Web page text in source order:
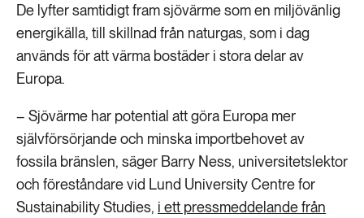
De lyfter samtidigt fram sjövärme som en miljövänlig
energikälla, till skillnad från naturgas, som i dag
används för att värma bostäder i stora delar av
Europa.
– Sjövärme har potential att göra Europa mer
självförsörjande och minska importbehovet av
fossila bränslen, säger Barry Ness, universitetslektor
och föreståndare vid Lund University Centre for
Sustainability Studies, i ett pressmeddelande från